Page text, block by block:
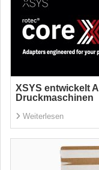
XSYS entwickelt
Druckmaschinen
Weiterlesen